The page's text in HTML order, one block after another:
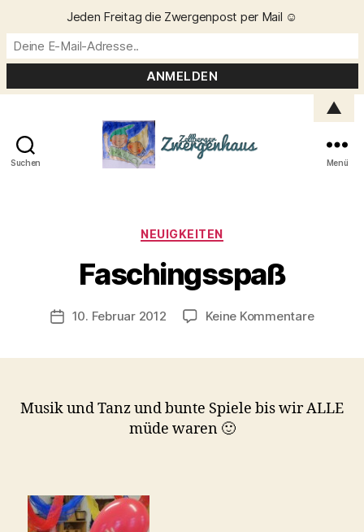
Suchen Menü
Kategorien
NEUIGKEITEN
Faschingsspaß
Beitragsautor
V
n
C
h
ri
t
Veröffentlichungsdatum
10. Februar 2012 Keine Kommentarezu
Musik und Tanz und bunte Spiele bis wir ALLE
müde waren 🙂
Jeden Freitag die Zwergenpost per Mail ☺️
▲